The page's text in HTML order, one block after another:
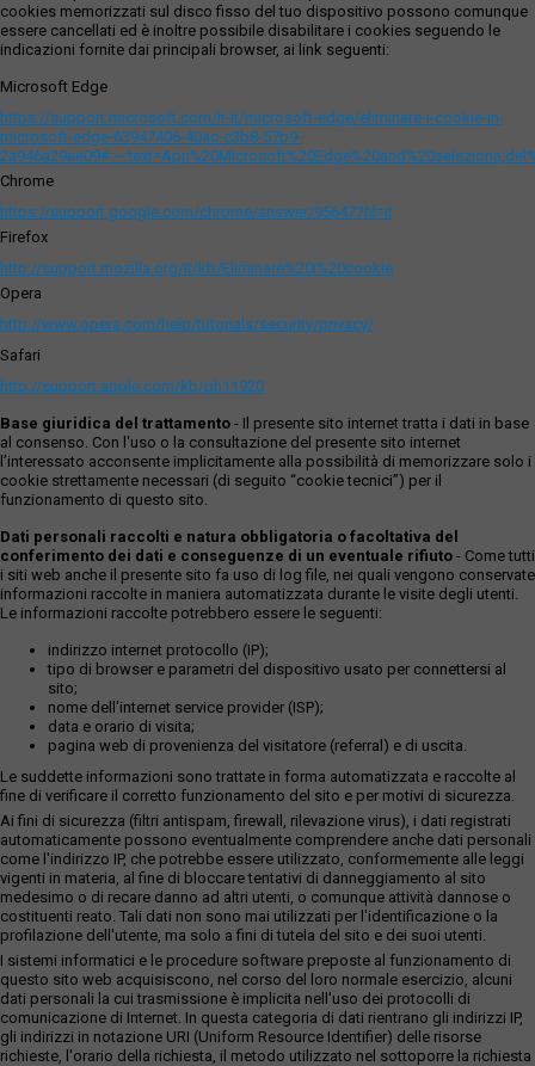
cookies memorizzati sul disco fisso del tuo dispositivo possono comunque
essere cancellati ed è inoltre possibile disabilitare i cookies seguendo le
indicazioni fornite dai principali browser, ai link seguenti:
Microsoft Edge
https://support.microsoft.com/it-it/microsoft-edge/eliminare-i-cookie-in-
microsoft-edge-63947406-40ac-c3b8-57b9-
Chrome
https://support.google.com/chrome/answer/95647?hl=it
Firefox
http://support.mozilla.org/it/kb/Eliminare%20i%20cookie
Opera
http://www.opera.com/help/tutorials/security/privacy/
Safari
http://support.apple.com/kb/ph11920
Base giuridica del trattamento - Il presente sito internet tratta i dati in base
al consenso. Con l'uso o la consultazione del presente sito internet
l’interessato acconsente implicitamente alla possibilità di memorizzare solo i
cookie strettamente necessari (di seguito “cookie tecnici”) per il
funzionamento di questo sito.
Dati personali raccolti e natura obbligatoria o facoltativa del
conferimento dei dati e conseguenze di un eventuale rifiuto - Come tutti
i siti web anche il presente sito fa uso di log file, nei quali vengono conservate
informazioni raccolte in maniera automatizzata durante le visite degli utenti.
Le informazioni raccolte potrebbero essere le seguenti:
indirizzo internet protocollo (IP);
tipo di browser e parametri del dispositivo usato per connettersi al
sito;
nome dell'internet service provider (ISP);
data e orario di visita;
pagina web di provenienza del visitatore (referral) e di uscita.
Le suddette informazioni sono trattate in forma automatizzata e raccolte al
fine di verificare il corretto funzionamento del sito e per motivi di sicurezza.
Ai fini di sicurezza (filtri antispam, firewall, rilevazione virus), i dati registrati
automaticamente possono eventualmente comprendere anche dati personali
come l'indirizzo IP, che potrebbe essere utilizzato, conformemente alle leggi
vigenti in materia, al fine di bloccare tentativi di danneggiamento al sito
medesimo o di recare danno ad altri utenti, o comunque attività dannose o
costituenti reato. Tali dati non sono mai utilizzati per l'identificazione o la
profilazione dell'utente, ma solo a fini di tutela del sito e dei suoi utenti.
I sistemi informatici e le procedure software preposte al funzionamento di
questo sito web acquisiscono, nel corso del loro normale esercizio, alcuni
dati personali la cui trasmissione è implicita nell'uso dei protocolli di
comunicazione di Internet. In questa categoria di dati rientrano gli indirizzi IP,
gli indirizzi in notazione URI (Uniform Resource Identifier) delle risorse
richieste, l'orario della richiesta, il metodo utilizzato nel sottoporre la richiesta